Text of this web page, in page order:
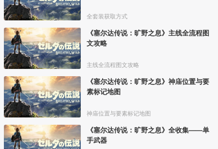
全套装获取方式
《塞尔达传说：旷野之息》主线全流程图
文攻略
主线全流程图文攻略
《塞尔达传说：旷野之息》神庙位置与要
素标记地图
神庙位置与要素标记地图
《塞尔达传说：旷野之息》全收集——单
手武器